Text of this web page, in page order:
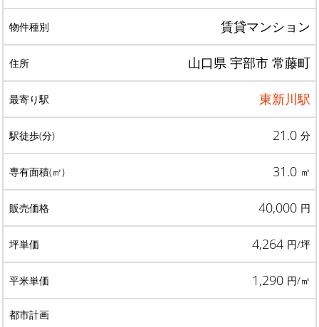
賃貸マンション
山口県 宇部市 常藤町
東新川駅
21.0 分
31.0 ㎡
40,000 円
4,264 円/坪
1,290 円/㎡